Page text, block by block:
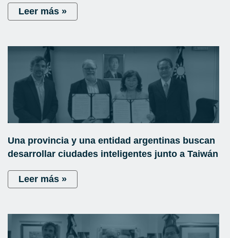
Leer más »
Una provincia y una entidad argentinas buscan
desarrollar ciudades inteligentes junto a Taiwán
Leer más »